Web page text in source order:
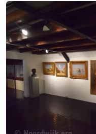
Voor
kinderen
Overnachten
Appartementen
Bed
breakfasts)
Hotels